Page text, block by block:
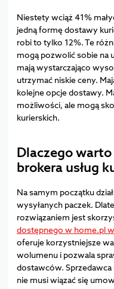
Niestety wciąż 41%
jedną formę dostawy
robi to tylko 12%. Te
mogą pozwolić sobie na
mają wystarczająco
utrzymać niskie ceny.
kolejne opcje dostawy.
możliwości, ale mogą
kurierskich.
Dlaczego
brokera usług
Na samym początku
wysyłanych paczek.
rozwiązaniem jest
dostępnego w home.pl
oferuje korzystniejsze
wolumenu i pozwala
dostawców. Sprzedawca
nie musi wiązać się